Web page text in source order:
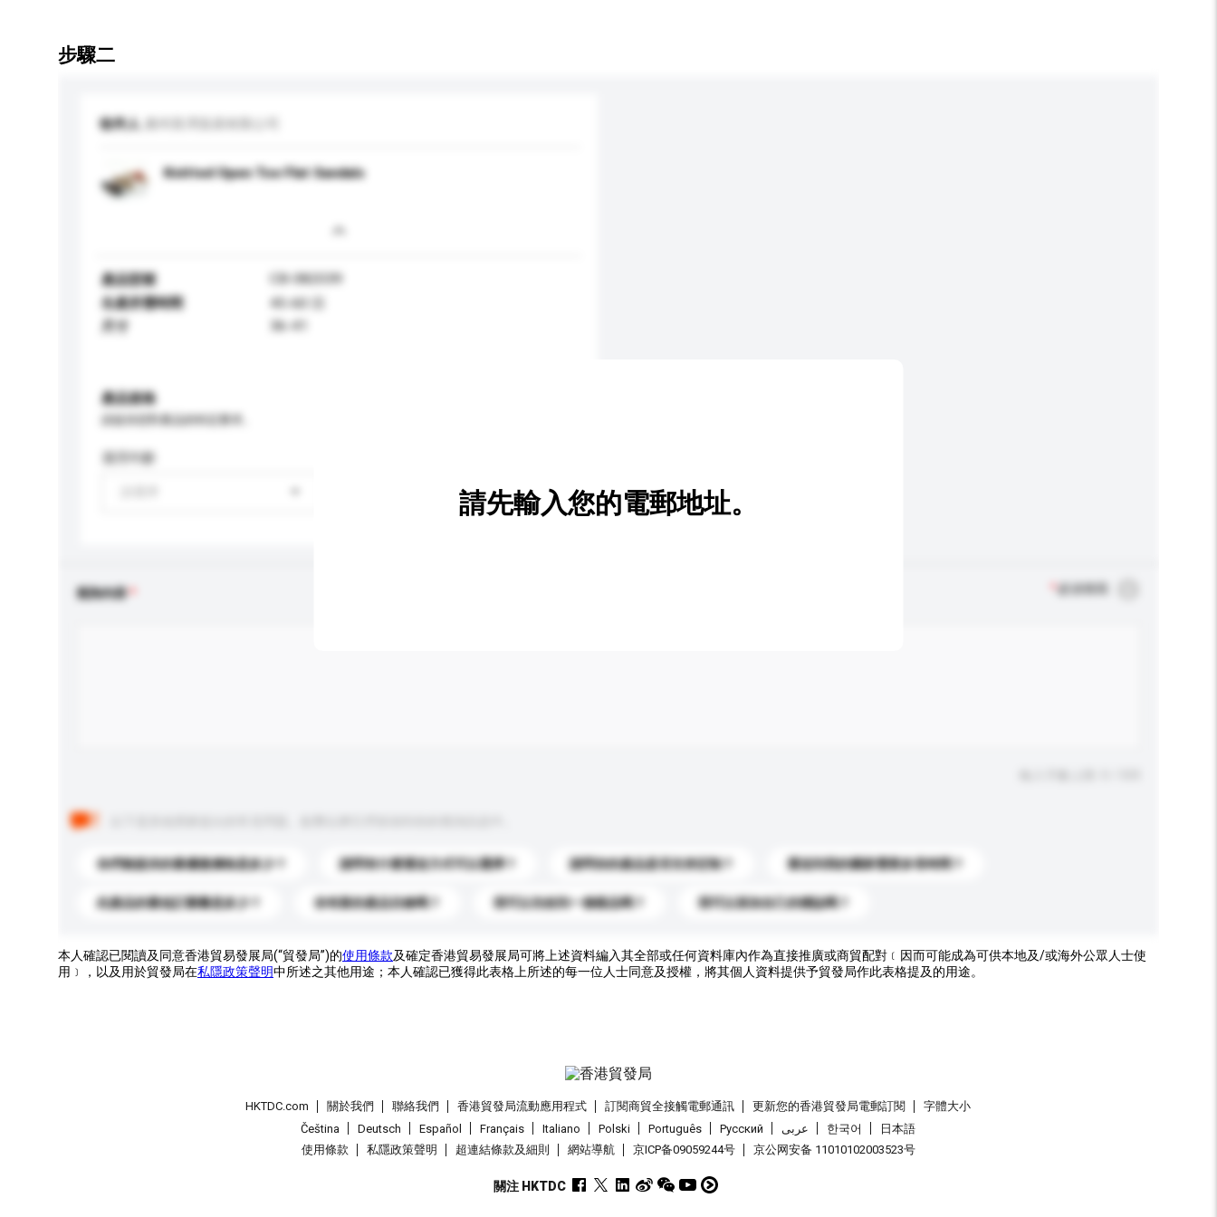
步驟二
收件人
Knitted Open Toe Flat Sandals
產品型號
CB-082039
生產所需時間
45-60 日
36-41
產品規格
適用年齡
新增/刪除選項
查詢內容
你們能提供的最優惠價格是多少？ 請問有什麼運送方式可以選擇？ 請問你的產品是否支持定制？ 運送到我的國家需要多長時間？
此產品的最低訂購量是多少？ 你有新的產品目錄嗎？ 我可以先收到一個樣品嗎？ 我可以添加自己的標誌嗎？
請先輸入您的電郵地址。
本人確認已閱讀及同意香港貿易發展局(“貿發局”)的使用條款及確定香港貿易發展局可將上述資料編入其全部或任何資料庫內作為直接推廣或商貿配對﹝因而可能成為可供本地及/或海外公眾人士使
用﹞，以及用於貿發局在私隱政策聲明中所述之其他用途；本人確認已獲得此表格上所述的每一位人士同意及授權，將其個人資料提供予貿發局作此表格提及的用途。
HKTDC.com 關於我們 聯絡我們 香港貿發局流動應用程式 訂閱商貿全接觸電郵通訊 更新您的香港貿發局電郵訂閱
字體大小
Čeština
Deutsch Español Français Italiano Polski Português Pусский عربى 한국어
日本語
使用條款
私隱政策聲明 超連結條款及細則 網站導航 京ICP备09059244号 京公网安备 11010102003523号
關注 HKTDC